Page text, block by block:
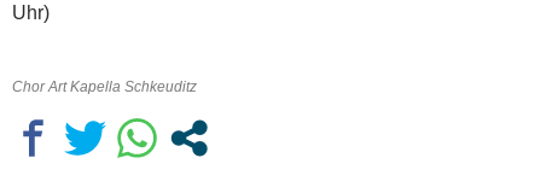
Uhr)
Chor Art Kapella Schkeuditz